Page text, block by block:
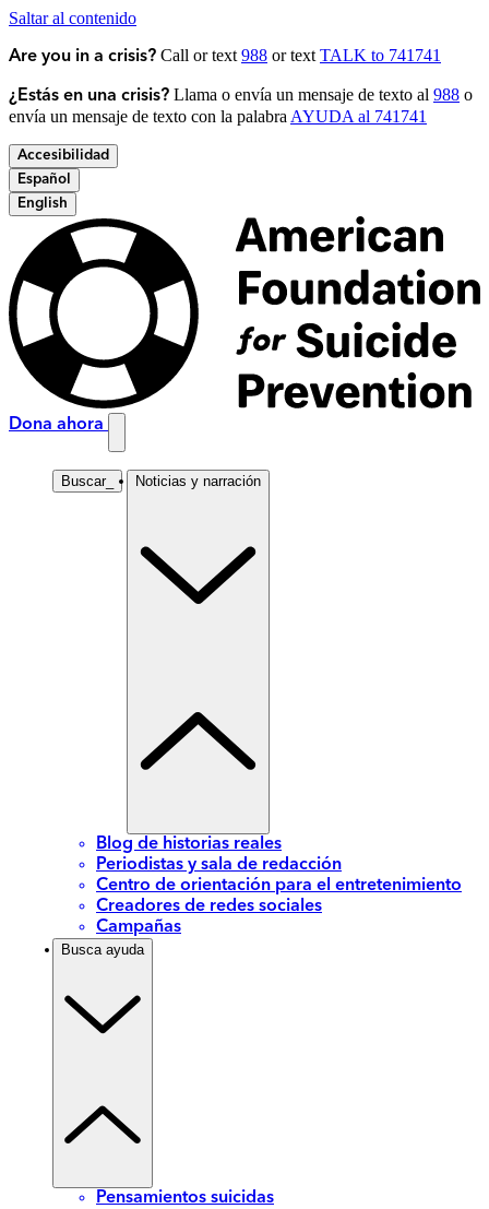
Saltar al contenido
Are you in a crisis? Call or text 988 or text TALK to 741741
¿Estás en una crisis? Llama o envía un mensaje de texto al 988 o
envía un mensaje de texto con la palabra AYUDA al 741741
Accesibilidad
Español
English
Dona ahora
Buscar_ Noticias y narración
Blog de historias reales
Periodistas y sala de redacción
Centro de orientación para el entretenimiento
Creadores de redes sociales
Campañas
Busca ayuda
Pensamientos suicidas